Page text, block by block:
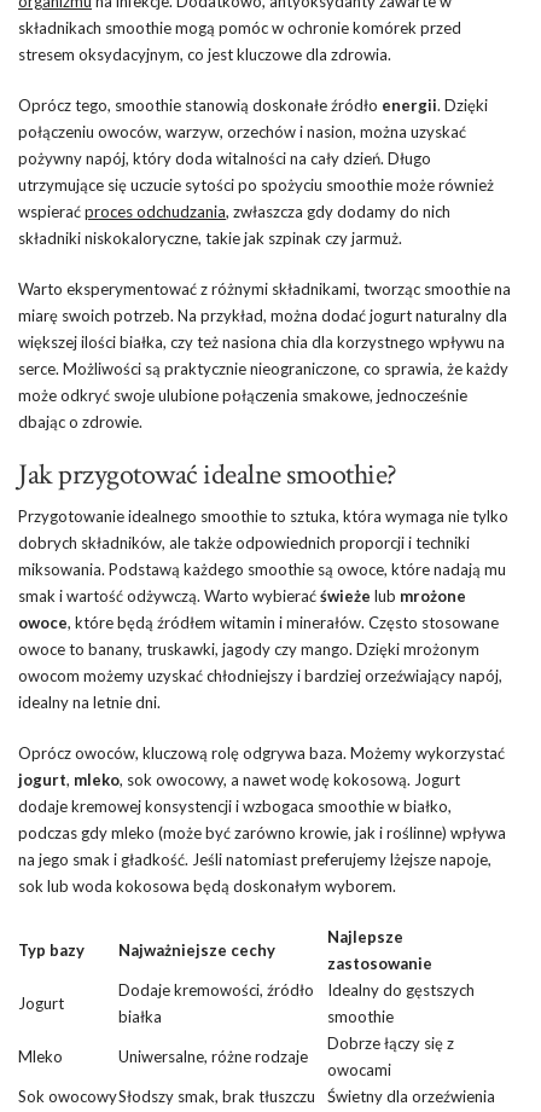
składnikach smoothie mogą pomóc w ochronie komórek przed
stresem oksydacyjnym, co jest kluczowe dla zdrowia.
Oprócz tego, smoothie stanowią doskonałe źródło energii. Dzięki
połączeniu owoców, warzyw, orzechów i nasion, można uzyskać
pożywny napój, który doda witalności na cały dzień. Długo
utrzymujące się uczucie sytości po spożyciu smoothie może również
wspieraćproces odchudzania, zwłaszcza gdy dodamy do nich
składniki niskokaloryczne, takie jak szpinak czy jarmuż.
Warto eksperymentować z różnymi składnikami, tworząc smoothie na
miarę swoich potrzeb. Na przykład, można dodać jogurt naturalny dla
większej ilości białka, czy też nasiona chia dla korzystnego wpływu na
serce. Możliwości są praktycznie nieograniczone, co sprawia, że każdy
może odkryć swoje ulubione połączenia smakowe, jednocześnie
dbając o zdrowie.
Jak przygotować idealne smoothie?
Przygotowanie idealnego smoothie to sztuka, która wymaga nie tylko
dobrych składników, ale także odpowiednich proporcji i techniki
miksowania. Podstawą każdego smoothie są owoce, które nadają mu
smak i wartość odżywczą. Warto wybieraćświeże lub mrożone
owoce, które będą źródłem witamin i minerałów. Często stosowane
owoce to banany, truskawki, jagody czy mango. Dzięki mrożonym
owocom możemy uzyskać chłodniejszy i bardziej orzeźwiający napój,
idealny na letnie dni.
Oprócz owoców, kluczową rolę odgrywa baza. Możemy wykorzystać
jogurt, mleko, sok owocowy, a nawet wodę kokosową. Jogurt
dodaje kremowej konsystencji i wzbogaca smoothie w białko,
podczas gdy mleko (może być zarówno krowie, jak i roślinne) wpływa
na jego smak i gładkość. Jeśli natomiast preferujemy lżejsze napoje,
sok lub woda kokosowa będą doskonałym wyborem.
Typ bazy Najważniejsze cechy
Najlepsze
zastosowanie
Jogurt
Dodaje kremowości, źródło
białka
Idealny do gęstszych
smoothie
Mleko Uniwersalne, różne rodzaje
Dobrze łączy się z
owocami
Sok owocowySłodszy smak, brak tłuszczu
Świetny dla orzeźwienia